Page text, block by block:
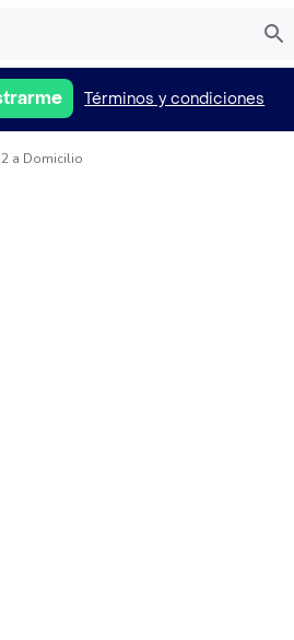
Términos y condiciones
a Domicilio